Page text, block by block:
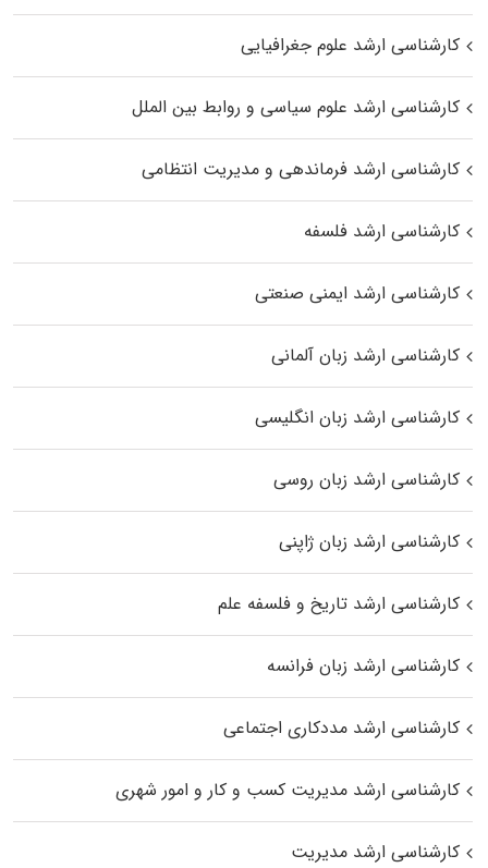
کارشناسی ارشد علوم جغرافیایی
کارشناسی ارشد علوم سیاسی و روابط بین الملل
کارشناسی ارشد فرماندهی و مدیریت انتظامی
کارشناسی ارشد فلسفه
کارشناسی ارشد ایمنی صنعتی
کارشناسی ارشد زبان آلمانی
کارشناسی ارشد زبان انگلیسی
کارشناسی ارشد زبان روسی
کارشناسی ارشد زبان ژاپنی
کارشناسی ارشد تاریخ و فلسفه علم
کارشناسی ارشد زبان فرانسه
کارشناسی ارشد مددکاری اجتماعی
کارشناسی ارشد مدیریت کسب و کار و امور شهری
کارشناسی ارشد مدیریت